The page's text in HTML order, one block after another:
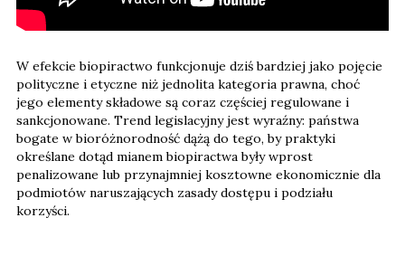
W efekcie biopiractwo funkcjonuje dziś bardziej jako pojęcie
polityczne i etyczne niż jednolita kategoria prawna, choć
jego elementy składowe są coraz częściej regulowane i
sankcjonowane. Trend legislacyjny jest wyraźny: państwa
bogate w bioróżnorodność dążą do tego, by praktyki
określane dotąd mianem biopiractwa były wprost
penalizowane lub przynajmniej kosztowne ekonomicznie dla
podmiotów naruszających zasady dostępu i podziału
korzyści.